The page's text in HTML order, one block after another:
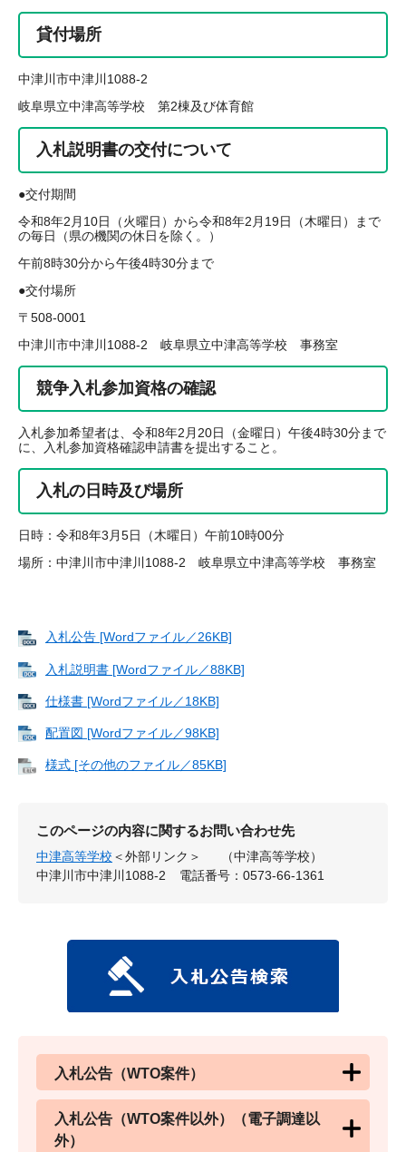
貸付場所
中津川市中津川1088-2
岐阜県立中津高等学校 第2棟及び体育館
入札説明書の交付について
●交付期間
令和8年2月10日（火曜日）から令和8年2月19日（木曜日）まで
の毎日（県の機関の休日を除く。）
午前8時30分から午後4時30分まで
●交付場所
〒508-0001
中津川市中津川1088-2 岐阜県立中津高等学校 事務室
競争入札参加資格の確認
入札参加希望者は、令和8年2月20日（金曜日）午後4時30分まで
に、入札参加資格確認申請書を提出すること。
入札の日時及び場所
日時：令和8年3月5日（木曜日）午前10時00分
場所：中津川市中津川1088-2 岐阜県立中津高等学校 事務室
入札公告 [Wordファイル／26KB]
入札説明書 [Wordファイル／88KB]
仕様書 [Wordファイル／18KB]
配置図 [Wordファイル／98KB]
様式 [その他のファイル／85KB]
このページの内容に関するお問い合わせ先
中津高等学校 ＜外部リンク＞
（中津高等学校）
中津川市中津川1088-2
電話番号：0573-66-1361
入札公告（WTO案件）
入札公告（WTO案件以外）（電子調達以
外）